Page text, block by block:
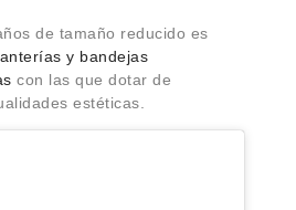
de tamaño reducido es
y bandejas
con las que dotar de
estéticas.